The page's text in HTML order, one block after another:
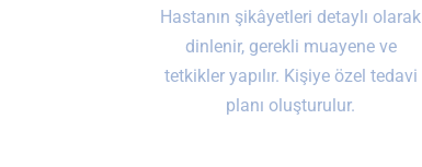
Hastanın şikâyetleri detaylı olarak
dinlenir, gerekli muayene ve
tetkikler yapılır. Kişiye özel tedavi
planı oluşturulur.